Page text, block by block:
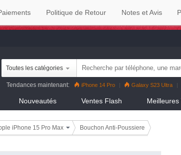
Toutes les catégories
Tendances maintenant: iPhone 14 Pro Galaxy S23 Ultra
Nouveautés Ventes Flash Meilleures
iPhone 15 Pro Max Bouchon Anti-Poussiere
Politique de Retour Notes et Avis